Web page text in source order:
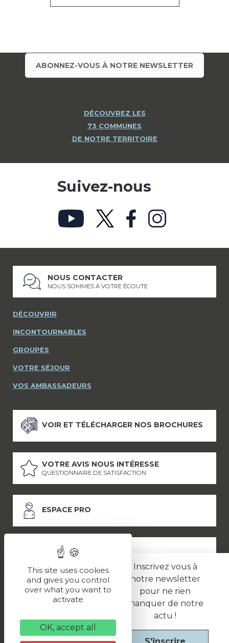
Inscrivez vous à
notre newsletter
pour ne rien
manquer de notre
actu !
ABONNEZ-VOUS À NOTRE NEWSLETTER
DÉCOUVREZ LES
73 COMMUNES
DE NOTRE TERRITOIRE
Suivez-nous
NOUS CONTACTER
NOUS SOMMES À VOTRE ÉCOUTE
DÉCOUVRIR
INCONTOURNABLES
GROUPES
VOTRE SÉJOUR
VOS AMBASSADEURS
VOIR ET TÉLÉCHARGER NOS BROCHURES
VOTRE AVIS NOUS INTÉRESSE
QUESTIONNAIRE DE SATISFACTION
ESPACE PRO
ESPACE PRESSE
LES PARTENAIRES
Politique de confidentialité
This site uses cookies
and gives you control
over what you want to
activate
OK, accept all